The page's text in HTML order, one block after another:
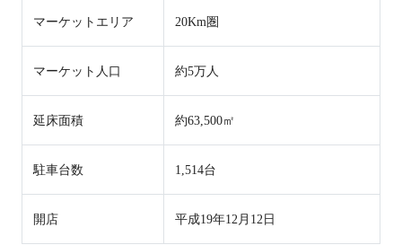
マーケットエリア 20Km圏
マーケット人口 約5万人
延床面積 約63,500㎡
駐車台数 1,514台
開店 平成19年12月12日